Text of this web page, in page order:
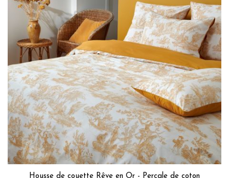
Housse de couette Rêve en Or - Percale de coton